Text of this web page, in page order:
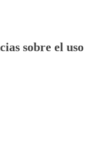
sobre el uso